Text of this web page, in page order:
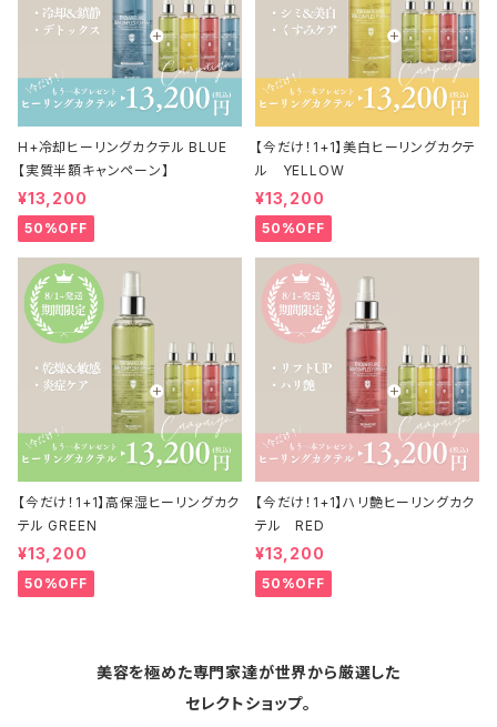
H+冷却ヒーリングカクテル BLUE
【実質半額キャンペーン】
¥13,200
50%OFF
【今だけ！1+1】美白ヒーリングカクテ
ル YELLOW
¥13,200
50%OFF
【今だけ！1+1】高保湿ヒーリングカク
テル GREEN
¥13,200
50%OFF
【今だけ！1+1】ハリ艶ヒーリングカク
テル RED
¥13,200
50%OFF
美容を極めた専門家達が世界から厳選した
セレクトショップ。